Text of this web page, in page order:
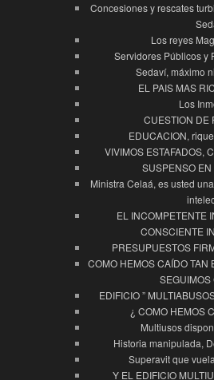
Concesiones y rescates
Los reyes
Servidores Públicos y
Sedaví, máximo
EL PAIS MAS
Los
CUESTION DE
EDUCACION,
VIVIMOS ESTAFADOS,
SUSPENSO
Ministra Celaá, es usted
EL INCOMPETENTE
CONSCIENTE
PRESUPUESTOS
COMO HEMOS CAÍDO
SEGUIMOS
EDIFICIO ”
¿ COMO HEMOS
Multiusos
Historia manipulada,
Superavit que
Y EL EDIFICIO